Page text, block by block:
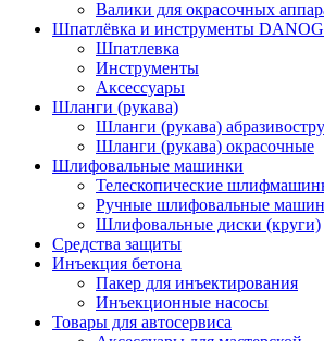
Валики для окрасочных
Шпатлёвка и инструменты
Шпатлевка
Инструменты
Аксессуары
Шланги (рукава)
Шланги (рукава)
Шланги (рукава) окрасочные
Шлифовальные машинки
Телескопические
Ручные шлифовальные
Шлифовальные диски (круги)
Средства защиты
Инъекция бетона
Пакер для инъектирования
Инъекционные насосы
Товары для автосервиса